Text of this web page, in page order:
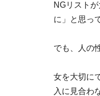
NGリスト
に」と思っ
でも、人の
女を大切に
入に見合わ